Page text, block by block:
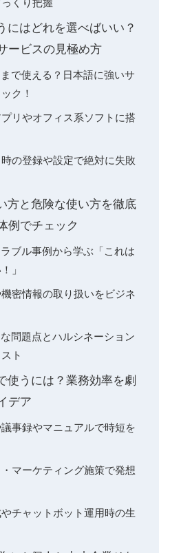
くり把握
にはどれを選べばいい？
ービスの見極め方
で使える？日本語に強いサ
ク！
リやオフィス系ソフトに搭
の登録や設定で絶対に失敗
方と危険な使い方を徹底
例でチェック
ブル事例から学ぶ「これは
」
密情報の取り扱いをビジネ
問題点とハルシネーション
ト
使うには？業務効率を劇
デア
事録やマニュアルで時短を
マーケティング施策で発想
チャットボット運用時の生